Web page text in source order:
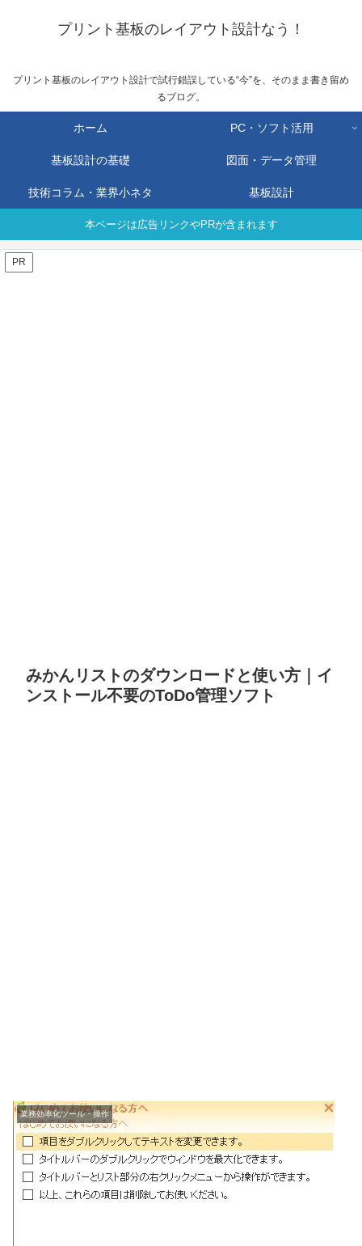
プリント基板のレイアウト設計なう！
プリント基板のレイアウト設計で試行錯誤している“今”を、そのまま書き留め
るブログ。
ホーム PC・ソフト活用
基板設計の基礎 図面・データ管理
技術コラム・業界小ネタ 基板設計
本ページは広告リンクやPRが含まれます
PR
みかんリストのダウンロードと使い方｜イ
ンストール不要のToDo管理ソフト
業務効率化ツール・操作